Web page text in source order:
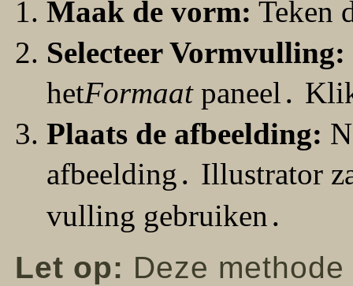
Maak de vorm: Teken
Selecteer Vormvulling:
hetFormaatpaneel․
Plaats de afbeelding:
afbeelding․ Illustrator
vulling gebruiken․
Let op: Deze